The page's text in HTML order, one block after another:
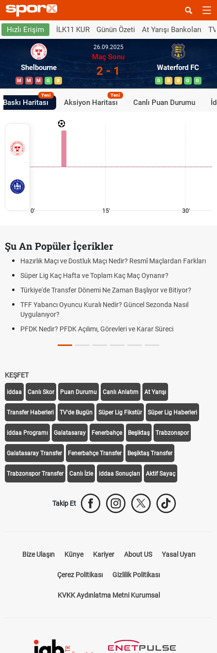
Hızlı Erişim İLK11 KUR Günün Özeti At Yarışı Bankoları
Shelbourne
M M M G B
26.09.2025
Maç Sonu
2 - 1 Waterford FC
G B B G G
Baskı Haritası
Yeni
Aksiyon Haritası
Yeni
Canlı Puan Durumu
0' 15' 30'
Şu An Popüler İçerikler
Hazırlık Maçı ve Dostluk Maçı Nedir? Resmî Maçlardan Farkları
Süper Lig Kaç Hafta ve Toplam Kaç Maç Oynanır?
Türkiye'de Transfer Dönemi Ne Zaman Başlıyor ve Bitiyor?
TFF Yabancı Oyuncu Kuralı Nedir? Güncel Sezonda Nasıl
Uygulanıyor?
PFDK Nedir? PFDK Açılımı, Görevleri ve Karar Süreci
KEŞFET
iddaa Canlı Skor Puan Durumu Canlı Anlatım At Yarışı
Transfer Haberleri TV'de Bugün Süper Lig Fikstür Süper Lig Haberleri
iddaa Programı Galatasaray Fenerbahçe Beşiktaş Trabzonspor
Galatasaray Transfer Fenerbahçe Transfer Beşiktaş Transfer
Trabzonspor Transfer Canlı İzle iddaa Sonuçları Aktif Sayaç
Takip Et
Bize Ulaşın Künye Kariyer About US Yasal Uyarı
Çerez Politikası Gizlilik Politikası
KVKK Aydınlatma Metni Kurumsal